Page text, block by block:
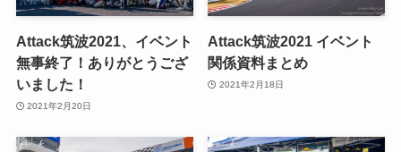
Attack筑波2021、イベント
無事終了！ありがとうござ
いました！
2021年2月20日
Attack筑波2021 イベント
関係資料まとめ
2021年2月18日